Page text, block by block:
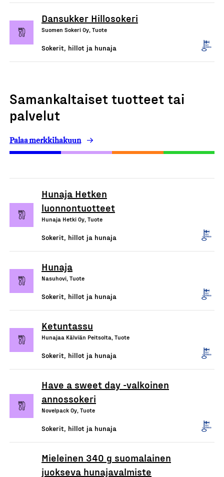
Dansukker Hillosokeri
Suomen Sokeri Oy, Tuote
Sokerit, hillot ja hunaja
Samankaltaiset tuotteet tai
palvelut
Palaa merkkihakuun
Hunaja Hetken
luonnontuotteet
Hunaja Hetki Oy, Tuote
Sokerit, hillot ja hunaja
Hunaja
Nasuhovi, Tuote
Sokerit, hillot ja hunaja
Ketuntassu
Hunajaa Kälviän Peitsolta, Tuote
Sokerit, hillot ja hunaja
Have a sweet day -valkoinen
annossokeri
Novelpack Oy, Tuote
Sokerit, hillot ja hunaja
Mieleinen 340 g suomalainen
juokseva hunajavalmiste